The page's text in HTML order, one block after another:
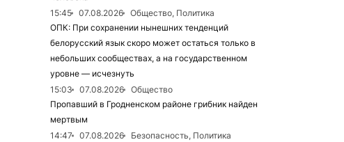
15:45
07.08.2026
Общество, Политика
ОПК: При сохранении нынешних тенденций
белорусский язык скоро может остаться только в
небольших сообществах, а на государственном
уровне — исчезнуть
15:03
07.08.2026
Общество
Пропавший в Гродненском районе грибник найден
мертвым
14:47
07.08.2026
Безопасность, Политика